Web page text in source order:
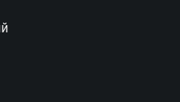
с потерей и
создаёт
удаётся, но правда
иначе
«Клон» —